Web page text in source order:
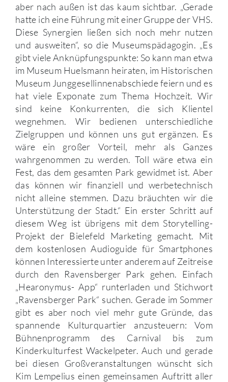
aber nach außen ist das kaum sichtbar. „Gerade
hatte ich eine Führung mit einer Gruppe der VHS.
Diese Synergien ließen sich noch mehr nutzen
und ausweiten“, so die Museumspädagogin. „Es
gibt viele Anknüpfungspunkte: So kann man etwa
im Museum Huelsmann heiraten, im Historischen
Museum Junggesellinnenabschiede feiern und es
hat viele Exponate zum Thema Hochzeit. Wir
sind keine Konkurrenten, die sich Klientel
wegnehmen. Wir bedienen unterschiedliche
Zielgruppen und können uns gut ergänzen. Es
wäre ein großer Vorteil, mehr als Ganzes
wahrgenommen zu werden. Toll wäre etwa ein
Fest, das dem gesamten Park gewidmet ist. Aber
das können wir finanziell und werbetechnisch
nicht alleine stemmen. Dazu bräuchten wir die
Unterstützung der Stadt.“ Ein erster Schritt auf
diesem Weg ist übrigens mit dem Storytelling-
Projekt der Bielefeld Marketing gemacht. Mit
dem kostenlosen Audioguide für Smartphones
können Interessierte unter anderem auf Zeitreise
durch den Ravensberger Park gehen. Einfach
„Hearonymus- App“ runterladen und Stichwort
„Ravensberger Park“ suchen. Gerade im Sommer
gibt es aber noch viel mehr gute Gründe, das
spannende Kulturquartier anzusteuern: Vom
Bühnenprogramm des Carnival bis zum
Kinderkulturfest Wackelpeter. Auch und gerade
bei diesen Großveranstaltungen wünscht sich
Kim Lempelius einen gemeinsamen Auftritt aller